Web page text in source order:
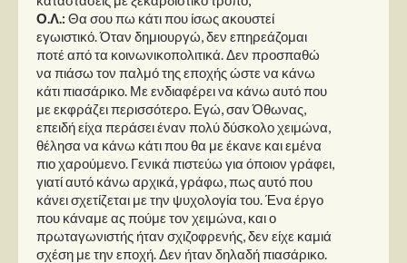
Ο.Λ.: Θα σου πω κάτι που ίσως ακουστεί
εγωιστικό. Όταν δημιουργώ, δεν επηρεάζομαι
ποτέ από τα κοινωνικοπολιτικά. Δεν προσπαθώ
να πιάσω τον παλμό της εποχής ώστε να κάνω
κάτι πιασάρικο. Με ενδιαφέρει να κάνω αυτό που
με εκφράζει περισσότερο. Εγώ, σαν Όθωνας,
επειδή είχα περάσει έναν πολύ δύσκολο χειμώνα,
θέλησα να κάνω κάτι που θα με έκανε και εμένα
πιο χαρούμενο. Γενικά πιστεύω για όποιον γράφει,
γιατί αυτό κάνω αρχικά, γράφω, πως αυτό που
κάνει σχετίζεται με την ψυχολογία του. Ένα έργο
που κάναμε ας πούμε τον χειμώνα, και ο
πρωταγωνιστής ήταν σχιζοφρενής, δεν είχε καμιά
σχέση με την εποχή. Δεν ήταν δηλαδή πιασάρικο.